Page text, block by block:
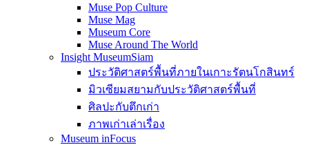
Muse Pop Culture
Muse Mag
Museum Core
Muse Around The World
Insight MuseumSiam
ประวัติศาสตร์พื้นที่ภายในเกาะรัตนโกสินทร์
มิวเซียมสยามกับประวัติศาสตร์พื้นที่
ศิลปะกับตึกเก่า
ภาพเก่าเล่าเรื่อง
Museum inFocus